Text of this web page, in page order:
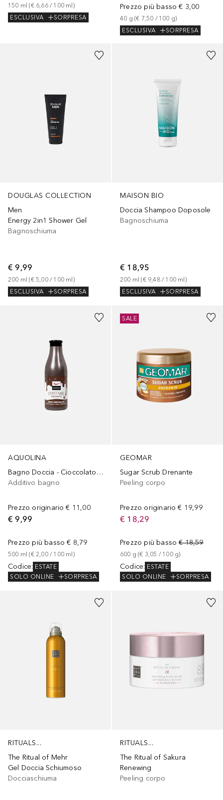
150 ml (€ 6,66 / 100 ml )
ESCLUSIVA
SORPRESA
Prezzo più basso € 3,00
40 g (€ 7,50 / 100 g)
ESCLUSIVA
SORPRESA
DOUGLAS COLLECTION
Men
Energy 2in1 Shower Gel
Bagnoschiuma
€ 9,99
200 ml (€ 5,00 / 100 ml)
ESCLUSIVA
SORPRESA
MAISON BIO
Doccia Shampoo Doposole
Bagnoschiuma
€ 18,95
200 ml (€ 9,48 / 100 ml )
ESCLUSIVA
SORPRESA
AQUOLINA
Bagno Doccia - Cioccolato Fondente
Additivo bagno
Prezzo originario € 11,00
€ 9,99
Prezzo più basso € 8,79
500 ml (€ 2,00 / 100 ml )
Codice: ESTATE
SOLO ONLINE
SORPRESA
GEOMAR
Sugar Scrub Drenante
Peeling corpo
Prezzo originario € 19,99
€ 18,29
Prezzo più basso € 18,59
600 g (€ 3,05 / 100 g)
Codice: ESTATE
SOLO ONLINE
SORPRESA
SALE
RITUALS...
The Ritual of Mehr
Gel Doccia Schiumoso
Docciaschiuma
Sponsorizzato
RITUALS...
The Ritual of Sakura
Renewing
Peeling corpo
Sponsorizzato